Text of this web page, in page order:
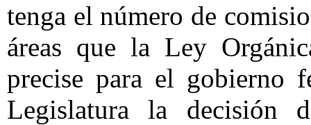
tenga el número de
áreas que la Ley
precise para el gobierno
Legislatura la decisión